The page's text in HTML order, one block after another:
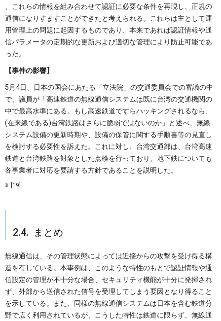
、これらの情報を組み合わせて認証に必要な条件を再現し、正規の
通信になりすますことができたと考えられる。これらは主として運
用管理上の問題に起因するものであり、本来であれば認証情報や通
信パラメータの定期的な更新および適切な管理により防止可能であ
った。
【事件の影響】
5月4日、日本の国会にあたる「立法院」の交通委員会での審議の中
で、議員が「高速鉄道の無線通信システムは既に台湾の交通機関の
中で最高水準にある。もし高速鉄道ですらハッキングされるなら、
(在来線である)台湾鉄路はさらに脆弱ではないのか」と述べ、無線
システム設備の更新時期や、設備の保管に関する手順書等の見直し
を検討する必要性を訴えた。これに対し、台湾交通部は、台湾高速
鉄道と台湾鉄路を対象とした点検を行っており、地下鉄についても
各事業者に対応を要請する方針であることを説明した。
[19]
2.4. まとめ
無線通信は、その管理状態によっては近接からの攻撃を受け得る構
造を有している。本事例は、このような特性のもとで認証情報や通
信設定の管理が不十分な場合、セキュリティ機能が十分に発揮され
ず、外部から送信された信号を受理してしまう要因となり得ること
を示している。また、同様の無線通信システムは日本を含む鉄道分
野で広く利用されているが、こうした特性は鉄道に限らず、無線通